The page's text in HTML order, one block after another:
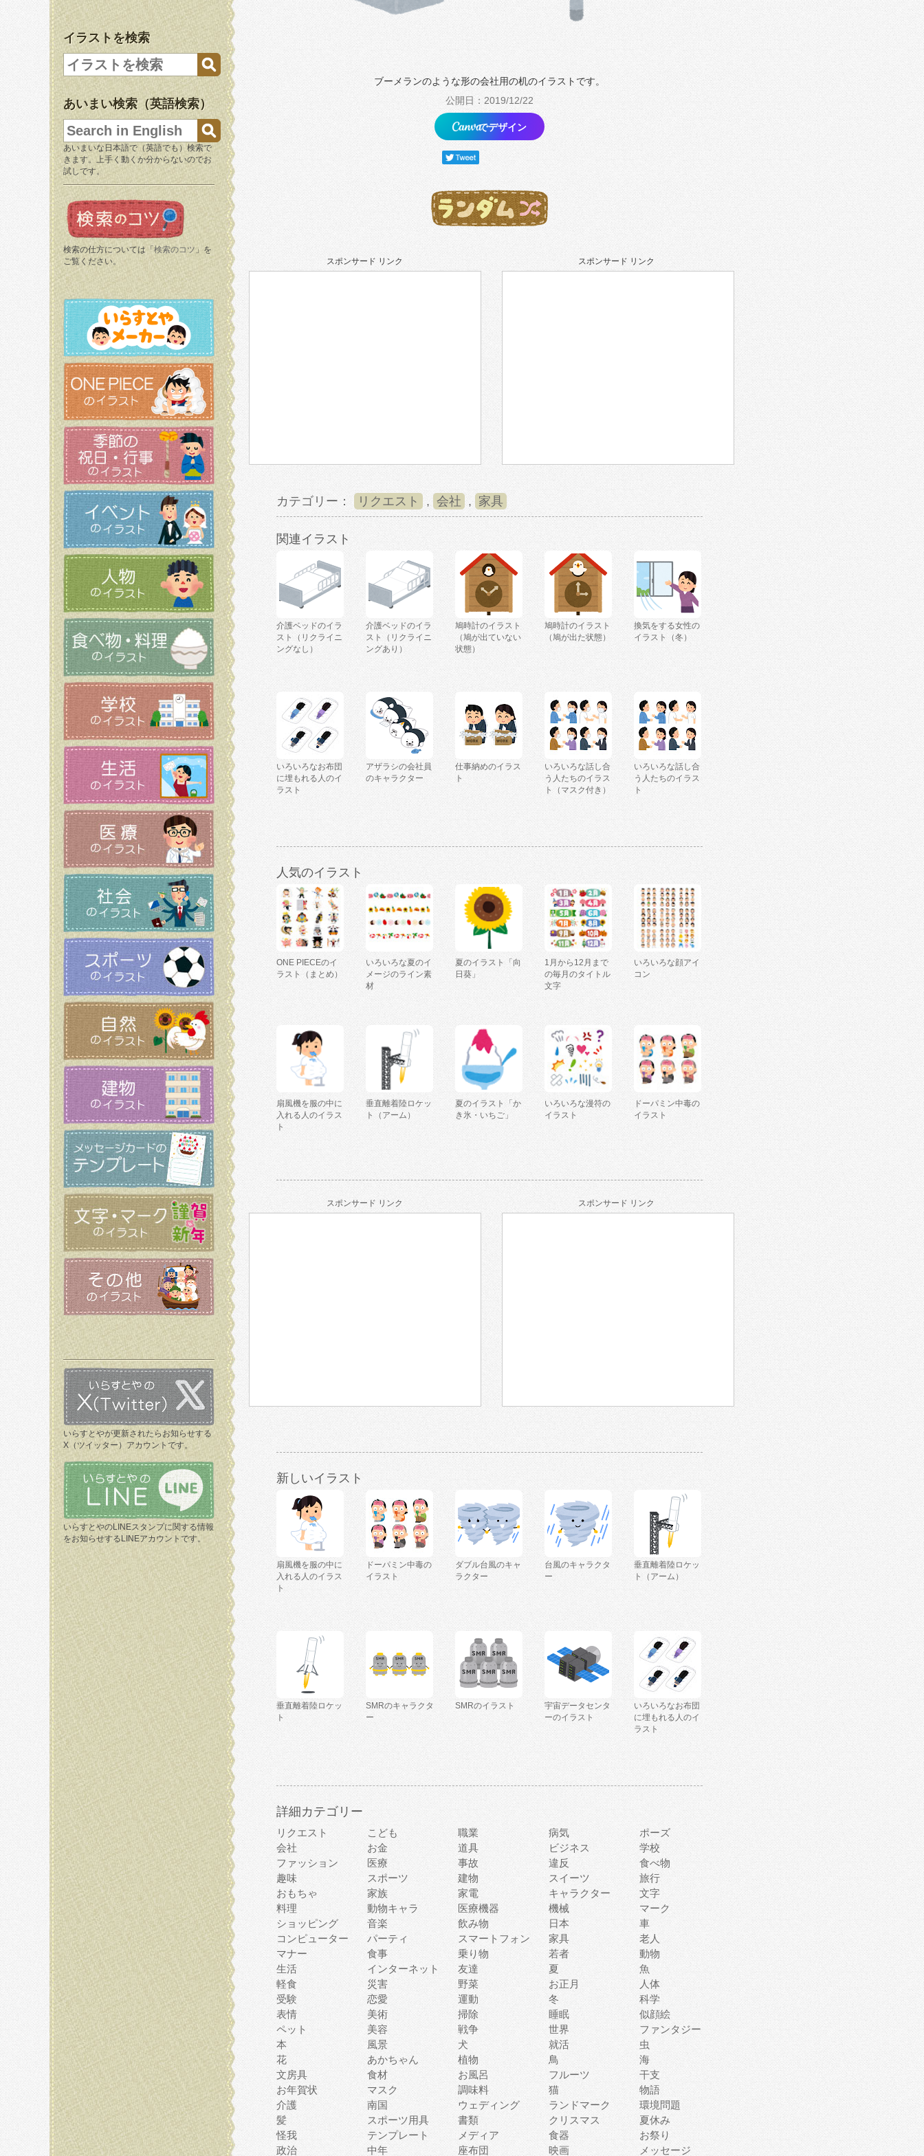
イラストを検索
あいまい検索（英語検索）
あいまいな日本語で（英語でも）検索で
きます。上手く動くか分からないのでお
試しです。
検索の仕方については「 検索のコツ 」を
ご覧ください。
いらすとやが更新されたらお知らせする
X（ツイッター）アカウントです。
いらすとやのLINEスタンプに関する情報
をお知らせするLINEアカウントです。
ブーメランのような形の会社用の机のイラストです。
公開日：2019/12/22
でデザイン
スポンサード リンク スポンサード リンク
カテゴリー： リクエスト , 会社 , 家具
関連イラスト
介護ベッドのイラ
スト（リクライニ
ングなし）
介護ベッドのイラ
スト（リクライニ
ングあり）
鳩時計のイラスト
（鳩が出ていない
状態）
鳩時計のイラスト
（鳩が出た状態）
換気をする女性の
イラスト（冬）
いろいろなお布団
に埋もれる人のイ
ラスト
アザラシの会社員
のキャラクター
仕事納めのイラス
ト
いろいろな話し合
う人たちのイラス
ト（マスク付き）
いろいろな話し合
う人たちのイラス
ト
人気のイラスト
ONE PIECEのイ
ラスト（まとめ）
いろいろな夏のイ
メージのライン素
材
夏のイラスト「向
日葵」
1月から12月まで
の毎月のタイトル
文字
いろいろな顔アイ
コン
扇風機を服の中に
入れる人のイラス
ト
垂直離着陸ロケッ
ト（アーム）
夏のイラスト「か
き氷・いちご」
いろいろな漫符の
イラスト
ドーパミン中毒の
イラスト
スポンサード リンク スポンサード リンク
新しいイラスト
扇風機を服の中に
入れる人のイラス
ト
ドーパミン中毒の
イラスト
ダブル台風のキャ
ラクター
台風のキャラクタ
ー
垂直離着陸ロケッ
ト（アーム）
垂直離着陸ロケッ
ト
SMRのキャラクタ
ー
SMRのイラスト
宇宙データセンタ
ーのイラスト
いろいろなお布団
に埋もれる人のイ
ラスト
詳細カテゴリー
リクエスト こども 職業 病気
ポーズ
会社
お金 道具 ビジネス
学校
ファッション
医療 事故 違反
食べ物
趣味
スポーツ 建物 スイーツ
旅行
おもちゃ
家族 家電 キャラクター
文字
料理
動物キャラ 医療機器 機械
マーク
ショッピング
音楽 飲み物 日本
車
コンピューター
パーティ スマートフォン 家具
老人
マナー
食事 乗り物 若者
動物
生活
インターネット 友達 夏
魚
軽食
災害 野菜 お正月
人体
受験
恋愛 運動 冬
科学
表情
美術 掃除 睡眠
似顔絵
ペット
美容 戦争 世界
ファンタジー
本
風景 犬 就活
虫
花
あかちゃん 植物 鳥
海
文房具
食材 お風呂 フルーツ
干支
お年賀状
マスク 調味料 猫
物語
介護
南国 ウェディング ランドマーク
環境問題
髪
スポーツ用具 書類 クリスマス
夏休み
怪我
テンプレート メディア 食器
お祭り
政治
中年 座布団 映画 メッセージ